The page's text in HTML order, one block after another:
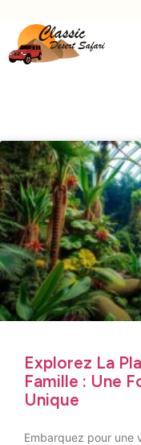
Explorez La
Famille : Une
Unique
Embarquez pour une